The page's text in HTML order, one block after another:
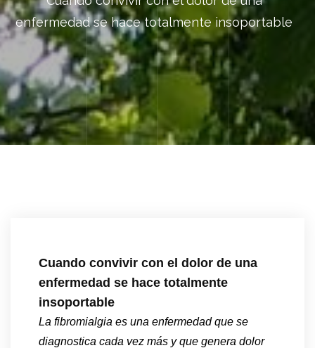
enfermedad se hace totalmente insoportable
Cuando convivir con el dolor de una
enfermedad se hace totalmente
insoportable
La fibromialgia es una enfermedad que se
diagnostica cada vez más y que genera dolor